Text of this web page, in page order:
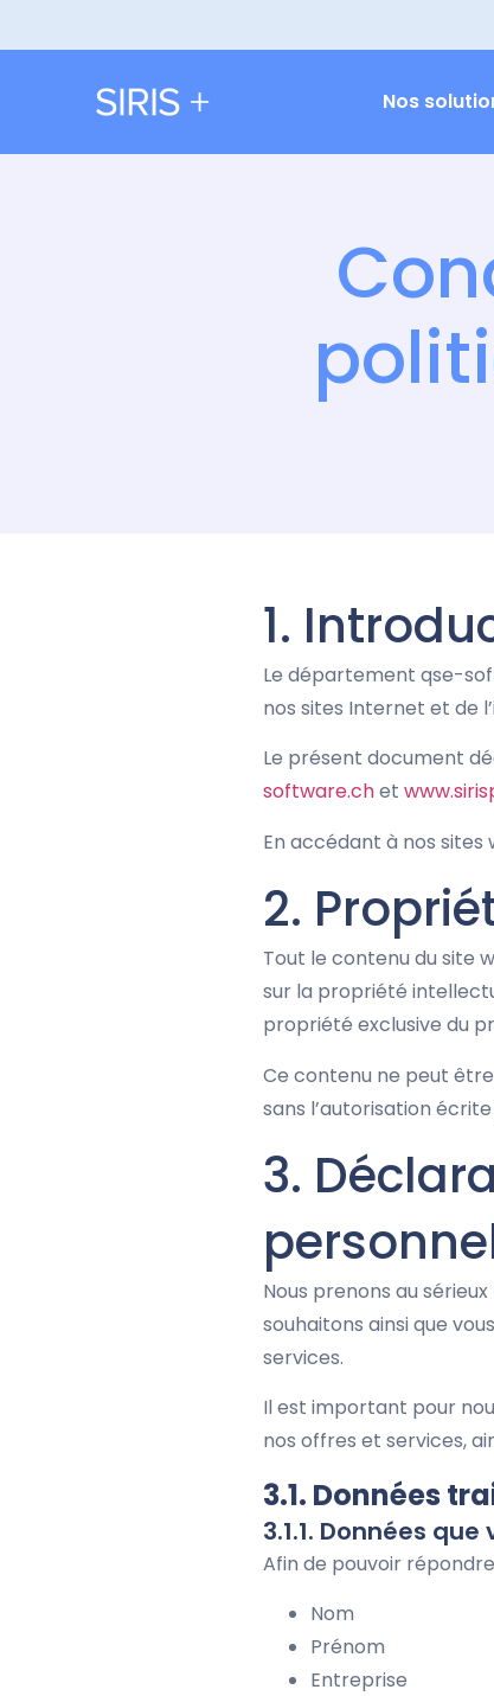
Nos
1.
Le département qse-
nos sites Internet et de
Le présent document
software.chet
En accédant à nos
2.
Tout le contenu du site
sur la propriété
propriété exclusive du
Ce contenu ne peut
sans l’autorisation
3.
Nous prenons au
souhaitons ainsi que
services.
Il est important pour
nos offres et services,
3.1. Données
3.1.1. Données
Afin de pouvoir
Nom
Prénom
Entreprise